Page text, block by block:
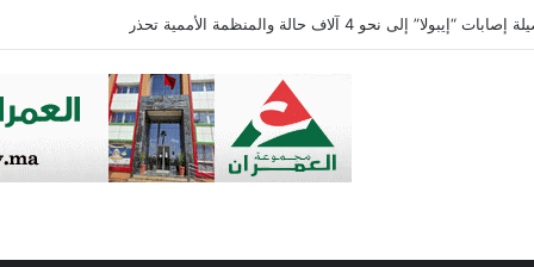
الغابات إلى المستوى الأقصى جنوب شرقي البلاد